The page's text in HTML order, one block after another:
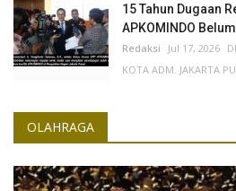
15 Tahun Dugaan
APKOMINDO
Redaksi Jul 17, 2026
KOTA ADM. JAKARTA
OLAHRAGA